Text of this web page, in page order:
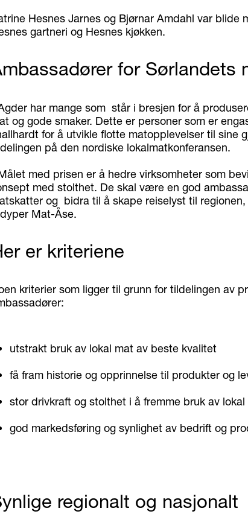
Hesnes Jarnes og Bjørnar Amdahl var blide
gartneri og Hesnes kjøkken.
for Sørlandets
har mange som står i bresjen for å
og gode smaker. Dette er personer som er
for å utvikle flotte matopplevelser til sine
på den nordiske lokalmatkonferansen.
med prisen er å hedre virksomheter som
med stolthet. De skal være en god
og bidra til å skape reiselyst til
Mat-Åse.
er kriteriene
kriterier som ligger til grunn for tildelingen av
utstrakt bruk av lokal mat av beste kvalitet
få fram historie og opprinnelse til produkter og
stor drivkraft og stolthet i å fremme bruk av lokal
god markedsføring og synlighet av bedrift og
regionalt og nasjonalt